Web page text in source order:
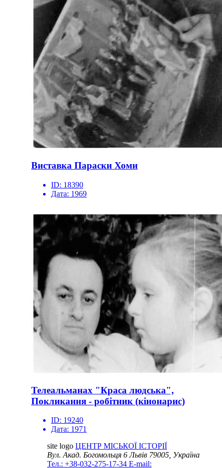
Виставка Параски Хоми
ID: 18390
Дата: 1969
Телеальманах "Краса людська",
Покликання - робітник (кінонарис)
ID: 19240
Дата: 1971
site logo ЦЕНТР МІСЬКОЇ ІСТОРІЇ
Вул. Акад. Богомольця 6Львів 79005, Україна
Тел.: +38-032-275-17-34 E-mail: